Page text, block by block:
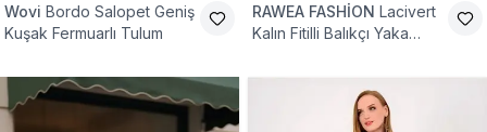
Wovi Bordo Salopet Geniş
Kuşak Fermuarlı Tulum
RAWEA FASHİON Lacivert
Kalın Fitilli Balıkçı Yaka